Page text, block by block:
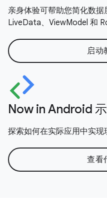
亲身体验可帮助您简化数据
LiveData、ViewModel 和
启动
Now in Android
探索如何在实际应用中实现
查看